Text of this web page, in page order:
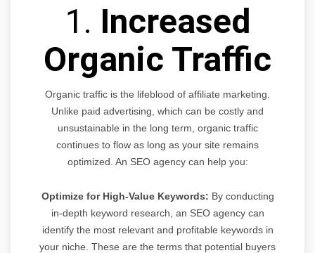
1. Increased
Organic Traffic
Organic traffic is the lifeblood of affiliate marketing.
Unlike paid advertising, which can be costly and
unsustainable in the long term, organic traffic
continues to flow as long as your site remains
optimized. An SEO agency can help you:
Optimize for High-Value Keywords: By conducting
in-depth keyword research, an SEO agency can
identify the most relevant and profitable keywords in
your niche. These are the terms that potential buyers